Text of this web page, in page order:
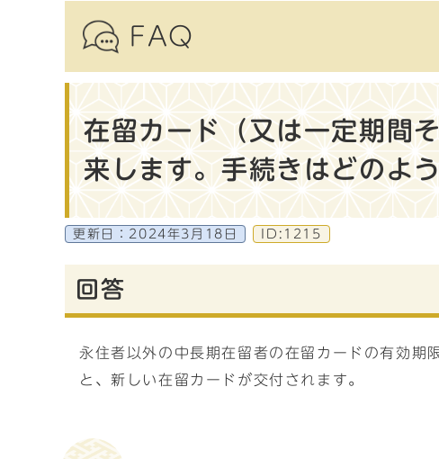
FAQ
在留カード（又は一定期間
来します。手続きはどのよ
更新日： 2024年3月18日 ID:1215
回答
永住者以外の中長期在留者の在留カードの有効期
と、新しい在留カードが交付されます。